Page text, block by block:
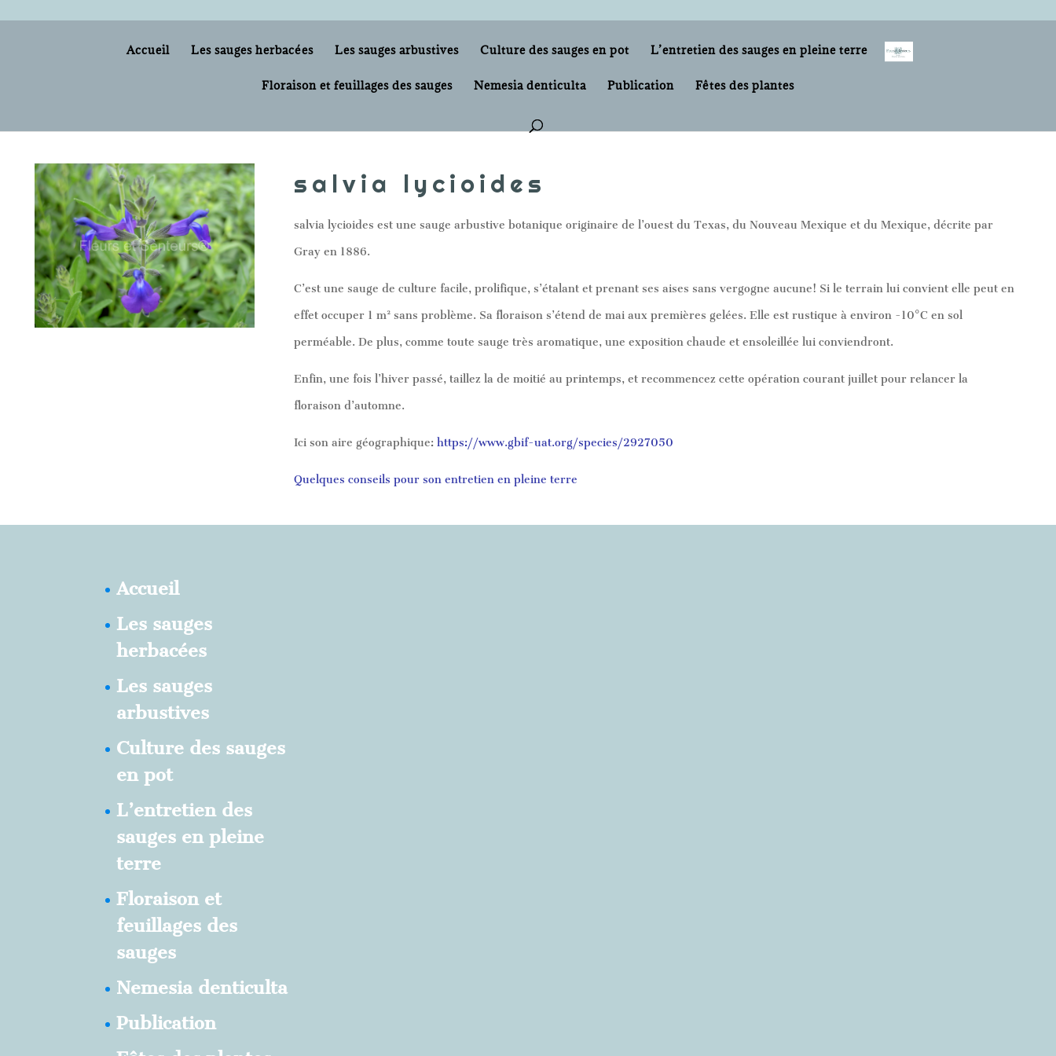
Accueil Les sauges herbacées Les sauges arbustives Culture des sauges en pot L’entretien des sauges en pleine terre
Floraison et feuillages des sauges Nemesia denticulta Publication Fêtes des plantes
salvia lycioides
salvia lycioides est une sauge arbustive botanique originaire de l’ouest du Texas, du Nouveau Mexique et du Mexique, décrite par
Gray en 1886.
C’est une sauge de culture facile, prolifique, s’étalant et prenant ses aises sans vergogne aucune! Si le terrain lui convient elle peut en
effet occuper 1 m² sans problème. Sa floraison s’étend de mai aux premières gelées. Elle est rustique à environ -10°C en sol
perméable. De plus, comme toute sauge très aromatique, une exposition chaude et ensoleillée lui conviendront.
Enfin, une fois l’hiver passé, taillez la de moitié au printemps, et recommencez cette opération courant juillet pour relancer la
floraison d’automne.
Ici son aire géographique: https://www.gbif-uat.org/species/2927050
Quelques conseils pour son entretien en pleine terre
Accueil
Les sauges
herbacées
Les sauges
arbustives
Culture des sauges
en pot
L’entretien des
sauges en pleine
terre
Floraison et
feuillages des
sauges
Nemesia denticulta
Publication